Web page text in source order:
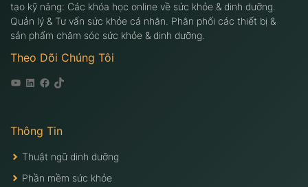
tạo kỹ năng: Các khóa học online về sức khỏe & dinh dưỡng.
Quản lý & Tư vấn sức khỏe cá nhân. Phân phối các thiết bị &
sản phẩm chăm sóc sức khỏe & dinh dưỡng.
Theo Dõi Chúng Tôi
Youtube
Linkedin
Facebook
Tiktok
Thông Tin
Thuật ngữ dinh dưỡng
Phần mềm sức khỏe